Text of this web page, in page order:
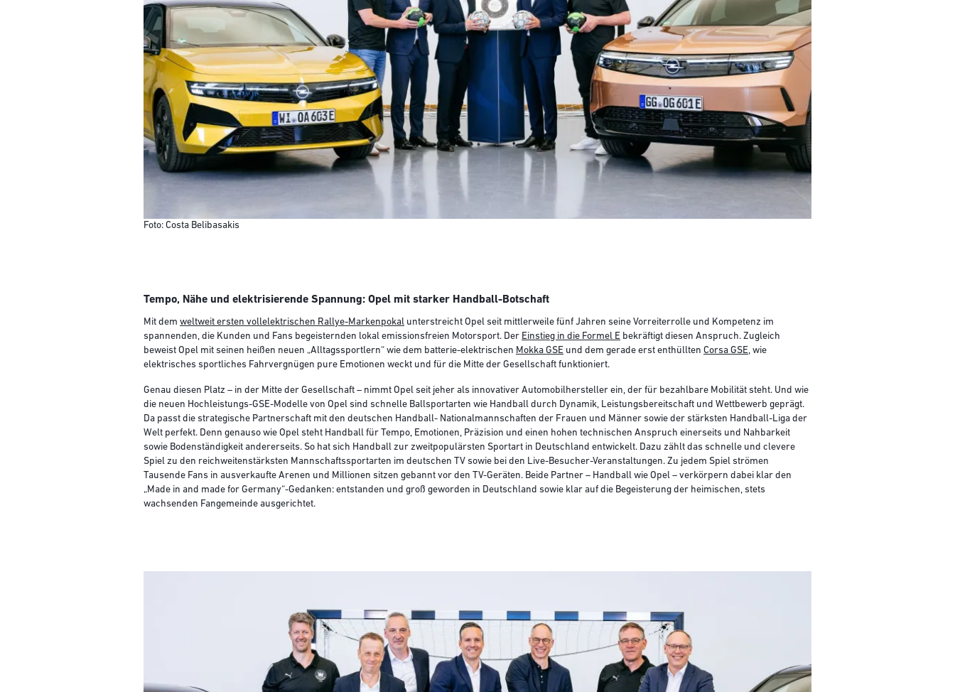
Foto: Costa Belibasakis
Tempo, Nähe und elektrisierende Spannung: Opel mit starker Handball-Botschaft
Mit dem weltweit ersten vollelektrischen Rallye-Markenpokal unterstreicht Opel seit mittlerweile fünf Jahren seine Vorreiterrolle und Kompetenz im
spannenden, die Kunden und Fans begeisternden lokal emissionsfreien Motorsport. Der Einstieg in die Formel E bekräftigt diesen Anspruch. Zugleich
beweist Opel mit seinen heißen neuen „Alltagssportlern“ wie dem batterie-elektrischen Mokka GSE und dem gerade erst enthüllten Corsa GSE, wie
elektrisches sportliches Fahrvergnügen pure Emotionen weckt und für die Mitte der Gesellschaft funktioniert.
Genau diesen Platz – in der Mitte der Gesellschaft – nimmt Opel seit jeher als innovativer Automobilhersteller ein, der für bezahlbare Mobilität steht. Und wie
die neuen Hochleistungs-GSE-Modelle von Opel sind schnelle Ballsportarten wie Handball durch Dynamik, Leistungsbereitschaft und Wettbewerb geprägt.
Da passt die strategische Partnerschaft mit den deutschen Handball- Nationalmannschaften der Frauen und Männer sowie der stärksten Handball-Liga der
Welt perfekt. Denn genauso wie Opel steht Handball für Tempo, Emotionen, Präzision und einen hohen technischen Anspruch einerseits und Nahbarkeit
sowie Bodenständigkeit andererseits. So hat sich Handball zur zweitpopulärsten Sportart in Deutschland entwickelt. Dazu zählt das schnelle und clevere
Spiel zu den reichweitenstärksten Mannschaftssportarten im deutschen TV sowie bei den Live-Besucher-Veranstaltungen. Zu jedem Spiel strömen
Tausende Fans in ausverkaufte Arenen und Millionen sitzen gebannt vor den TV-Geräten. Beide Partner – Handball wie Opel – verkörpern dabei klar den
„Made in and made for Germany“-Gedanken: entstanden und groß geworden in Deutschland sowie klar auf die Begeisterung der heimischen, stets
wachsenden Fangemeinde ausgerichtet.